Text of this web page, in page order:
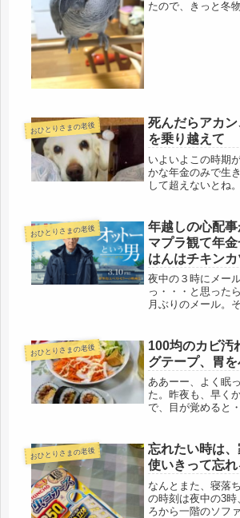
たので、きっと冬
おひとりさまの老後
死んだらアカ
を乗り越えて
いよいよこの時期
かな年金のみで生
して超えないとね
に。自分の胸の裡
る居る限り、日々
して...
おひとりさまの老後
年越しの心配
マプラ観て年
はんはチキン
夜中の３時にメー
っ・・・と思った
月ぶりのメール。
められているのか
幸せになるために
ね」とリメー...
おひとりさまの老後
100均のカビ汚
グテープ、胃
ああーー、よく眠
た。昨夜も、早く
で、目が覚めると
う。気になったこ
にメールを送り、
は...
おひとりさまの老後
忘れたい時は
使いきって忘れ
なんとまた、寝落
の時刻は夜中の3
ろから一階のソフ